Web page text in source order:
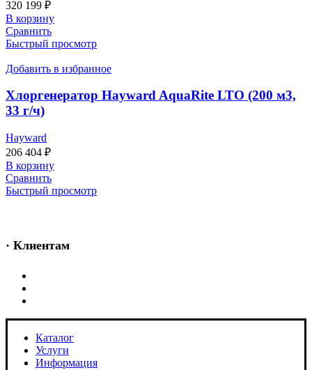
320 199 ₽
В корзину
Сравнить
Быстрый просмотр
Добавить в избранное
Хлоргенератор Hayward AquaRite LTO (200 м3,
33 г/ч)
Hayward
206 404 ₽
В корзину
Сравнить
Быстрый просмотр
· Клиентам
Каталог
Услуги
Информация